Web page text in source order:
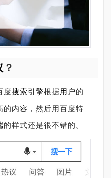
？
度搜索引擎根据用户的
的内容 ，然后用百度特
的样式还是很不错的。